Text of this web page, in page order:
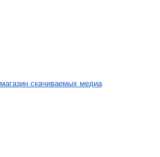
скачиваемых медиа